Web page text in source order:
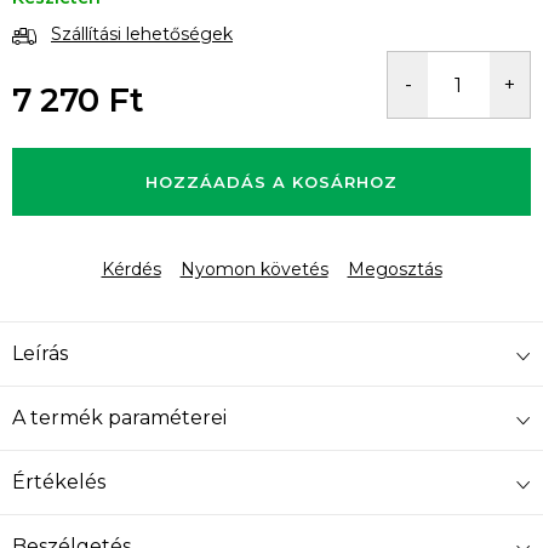
Szállítási lehetőségek
7 270 Ft
HOZZÁADÁS A KOSÁRHOZ
Kérdés Nyomon követés Megosztás
Leírás
A termék paraméterei
Értékelés